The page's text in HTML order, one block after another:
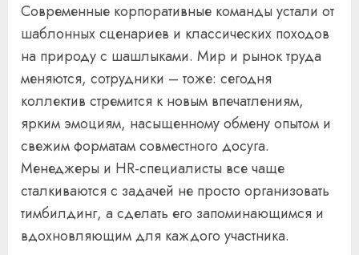
Современные корпоративные команды устали от
шаблонных сценариев и классических походов
на природу с шашлыками. Мир и рынок труда
меняются, сотрудники – тоже: сегодня
коллектив стремится к новым впечатлениям,
ярким эмоциям, насыщенному обмену опытом и
свежим форматам совместного досуга.
Менеджеры и HR-специалисты все чаще
сталкиваются с задачей не просто организовать
тимбилдинг, а сделать его запоминающимся и
вдохновляющим для каждого участника.